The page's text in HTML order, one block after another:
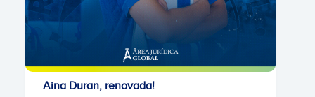
Aina Duran, renovada!